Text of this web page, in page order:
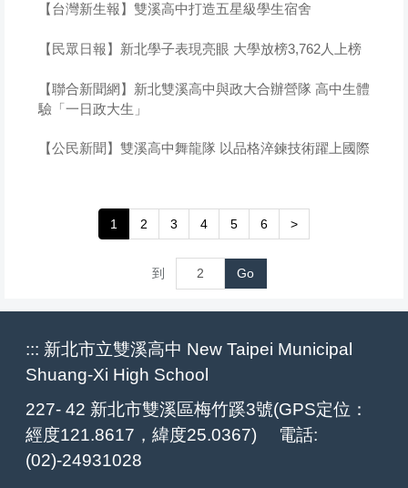
【台灣新生報】雙溪高中打造五星級學生宿舍
【民眾日報】新北學子表現亮眼 大學放榜3,762人上榜
【聯合新聞網】新北雙溪高中與政大合辦營隊 高中生體
驗「一日政大生」
【公民新聞】雙溪高中舞龍隊 以品格淬鍊技術躍上國際
1 2 3 4 5 6 >
到 Go
::: 新北市立雙溪高中 New Taipei Municipal
Shuang-Xi High School
227- 42 新北市雙溪區梅竹蹊3號(GPS定位：
經度121.8617，緯度25.0367) 電話:
(02)-24931028